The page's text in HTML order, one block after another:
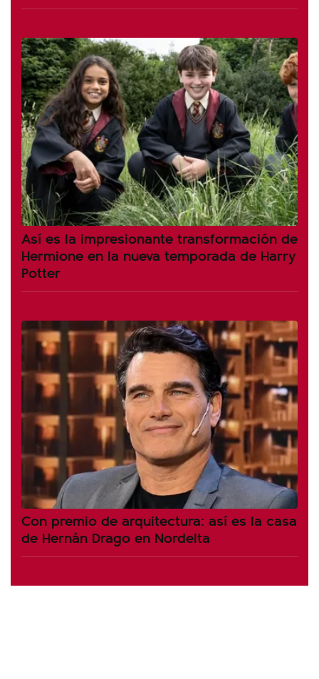
Así es la impresionante transformación de
Hermione en la nueva temporada de Harry
Potter
Con premio de arquitectura: así es la casa
de Hernán Drago en Nordelta